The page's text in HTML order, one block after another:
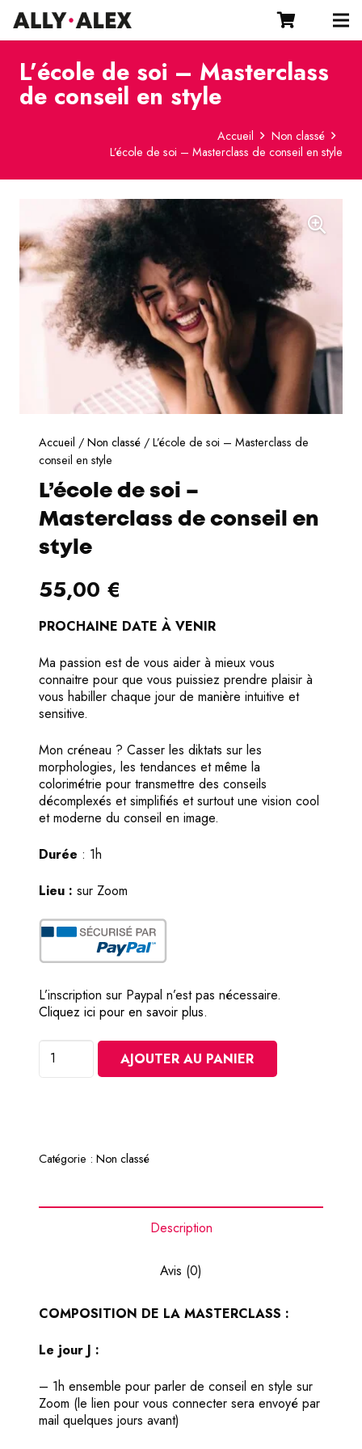
L’école de soi – Masterclass
de conseil en style
Accueil
Non classé
L’école de soi – Masterclass de conseil en style
Accueil / Non classé / L’école de soi – Masterclass de
conseil en style
L’école de soi –
Masterclass de conseil en
style
55,00 €
PROCHAINE DATE À VENIR
Ma passion est de vous aider à mieux vous
connaitre pour que vous puissiez prendre plaisir à
vous habiller chaque jour de manière intuitive et
sensitive.
Mon créneau ? Casser les diktats sur les
morphologies, les tendances et même la
colorimétrie pour transmettre des conseils
décomplexés et simplifiés et surtout une vision cool
et moderne du conseil en image.
Durée : 1h
Lieu : sur Zoom
L’inscription sur Paypal n’est pas nécessaire.
Cliquez ici pour en savoir plus.
Masterclass
de
AJOUTER AU PANIER
Catégorie : Non classé
Description
Avis (0)
COMPOSITION DE LA MASTERCLASS :
Le jour J :
– 1h ensemble pour parler de conseil en style sur
Zoom (le lien pour vous connecter sera envoyé par
mail quelques jours avant)